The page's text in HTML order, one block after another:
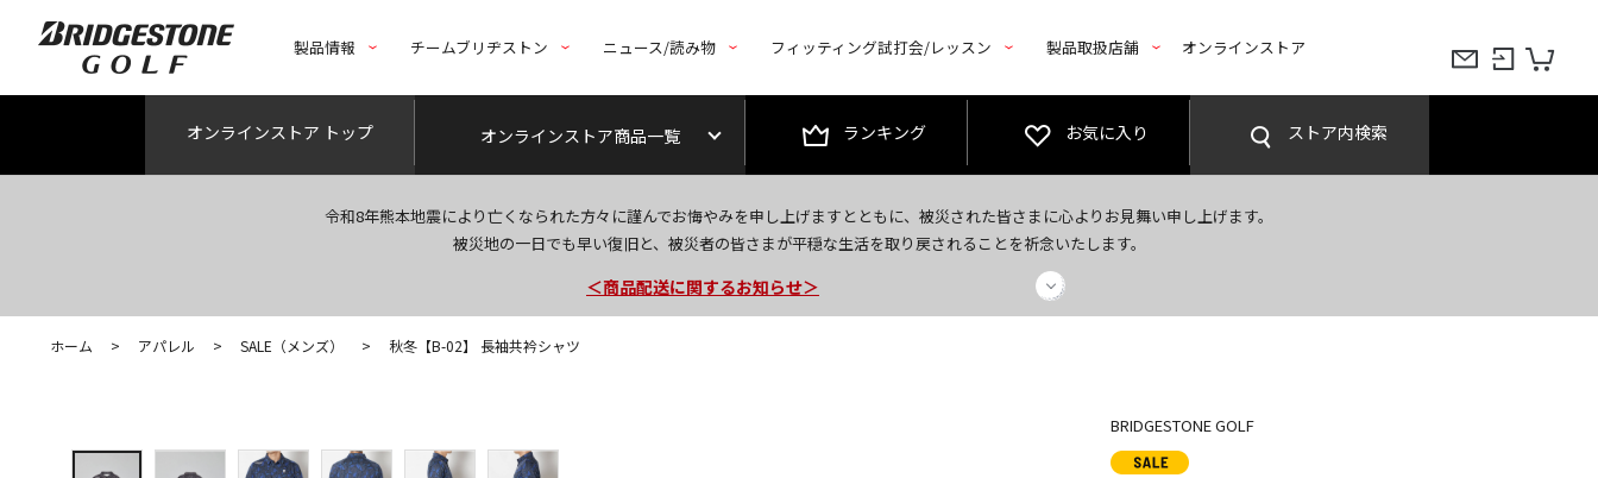
製品情報 チームブリヂストン ニュース/読み物 フィッティング試打会/レッスン 製品取扱店舗 オンラインストア
オンラインストア トップ オンラインストア商品一覧 ランキング お気に入り ストア内検索
令和8年熊本地震により亡くなられた方々に謹んでお悔やみを申し上げますとともに、被災された皆さまに心よりお見舞い申し上げます。
被災地の一日でも早い復旧と、被災者の皆さまが平穏な生活を取り戻されることを祈念いたします。
今なら新規会員登録で1,000円OFFクーポンプレゼント！
＜商品配送に関するお知らせ＞
＜夏季休暇中のご注文・発送・お問い合わせ＞
ホーム > アパレル > SALE（メンズ） > 秋冬【B-02】 長袖共衿シャツ
BRIDGESTONE GOLF